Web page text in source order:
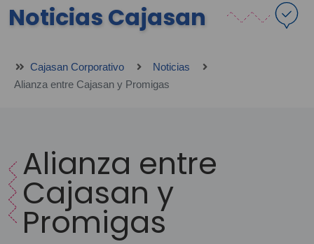
Noticias Cajasan
Cajasan Corporativo
Noticias
Alianza entre Cajasan y Promigas
Alianza entre
Cajasan y
Promigas